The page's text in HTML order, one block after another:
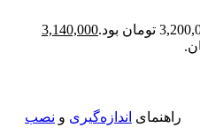
3,140,000
راهنمای اندازه‌گیری و نصب